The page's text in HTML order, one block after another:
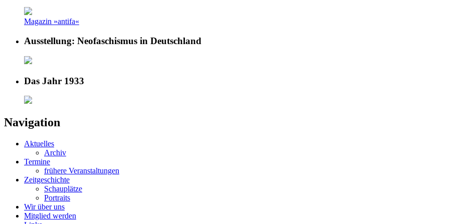
Magazin »antifa«
Ausstellung: Neofaschismus in Deutschland
Das Jahr 1933
Navigation
Aktuelles
Archiv
Termine
frühere Veranstaltungen
Zeitgeschichte
Schauplätze
Portraits
Wir über uns
Mitglied werden